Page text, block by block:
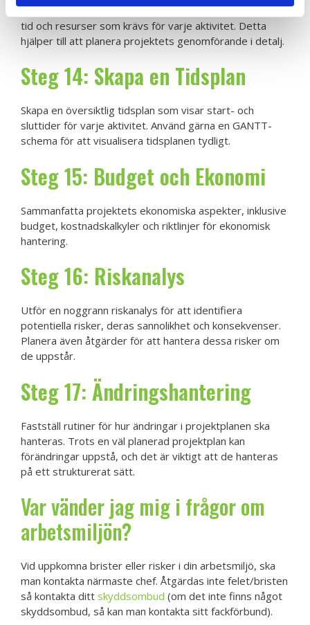
Skriv ner projektets aktiviteter i en lista och uppskatta
tid och resurser som krävs för varje aktivitet. Detta
hjälper till att planera projektets genomförande i detalj.
Steg 14: Skapa en Tidsplan
Skapa en översiktlig tidsplan som visar start- och
sluttider för varje aktivitet. Använd gärna en GANTT-
schema för att visualisera tidsplanen tydligt.
Steg 15: Budget och Ekonomi
Sammanfatta projektets ekonomiska aspekter, inklusive
budget, kostnadskalkyler och riktlinjer för ekonomisk
hantering.
Steg 16: Riskanalys
Utför en noggrann riskanalys för att identifiera
potentiella risker, deras sannolikhet och konsekvenser.
Planera även åtgärder för att hantera dessa risker om
de uppstår.
Steg 17: Ändringshantering
Fastställ rutiner för hur ändringar i projektplanen ska
hanteras. Trots en väl planerad projektplan kan
förändringar uppstå, och det är viktigt att de hanteras
på ett strukturerat sätt.
Var vänder jag mig i frågor om
arbetsmiljön?
Vid uppkomna brister eller risker i din arbetsmiljö, ska
man kontakta närmaste chef. Åtgärdas inte felet/bristen
så kontakta ditt skyddsombud (om det inte finns något
skyddsombud, så kan man kontakta sitt fackförbund).